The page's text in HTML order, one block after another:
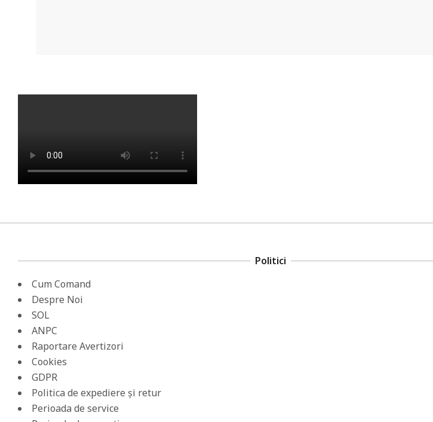
Politici
Cum Comand
Despre Noi
SOL
ANPC
Raportare Avertizori
Cookies
GDPR
Politica de expediere și retur
Perioada de service